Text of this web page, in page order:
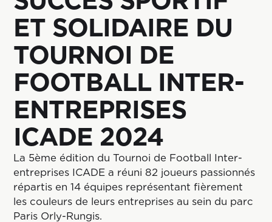
ET SOLIDAIRE DU
TOURNOI DE
FOOTBALL INTER-
ENTREPRISES
ICADE 2024
La 5ème édition du Tournoi de Football Inter-
entreprises ICADE a réuni 82 joueurs passionnés
répartis en 14 équipes représentant fièrement
les couleurs de leurs entreprises au sein du parc
Paris Orly-Rungis.